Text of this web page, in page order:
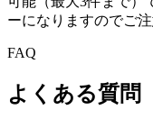
ーになりますのでご注
FAQ
よくある質問